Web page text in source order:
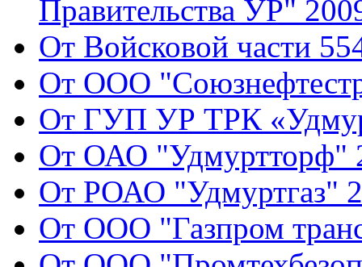
Правительства УР"
От Войсковой части
От ООО
От ГУП УР ТРК
От ОАО "Удмуртторф"
От РОАО "Удмуртгаз"
От ООО "Газпром